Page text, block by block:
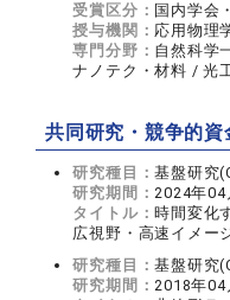
受賞区分： 国内学会
授与機関： 応用物理
専門分野： 自然科学
ナノテク・材料 / 光
共同研究・競争的資
研究種目：基盤研究
研究期間：2024年04
タイトル：時間変化
広視野・高速イメー
研究種目：基盤研究
研究期間：2018年04